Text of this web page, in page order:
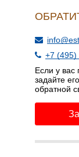
+7 (495)
Если у вас
задайте
обратной